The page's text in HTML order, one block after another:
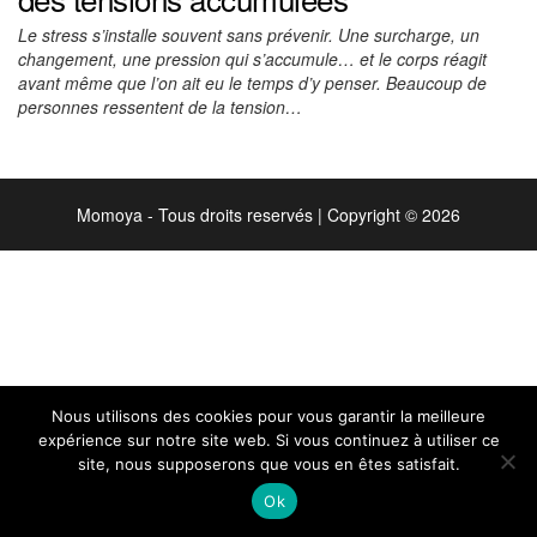
Le stress s’installe souvent sans prévenir. Une surcharge, un
changement, une pression qui s’accumule… et le corps réagit
avant même que l’on ait eu le temps d’y penser. Beaucoup de
personnes ressentent de la tension…
Momoya - Tous droits reservés | Copyright © 2026
Nous utilisons des cookies pour vous garantir la meilleure
expérience sur notre site web. Si vous continuez à utiliser ce
site, nous supposerons que vous en êtes satisfait.
Ok